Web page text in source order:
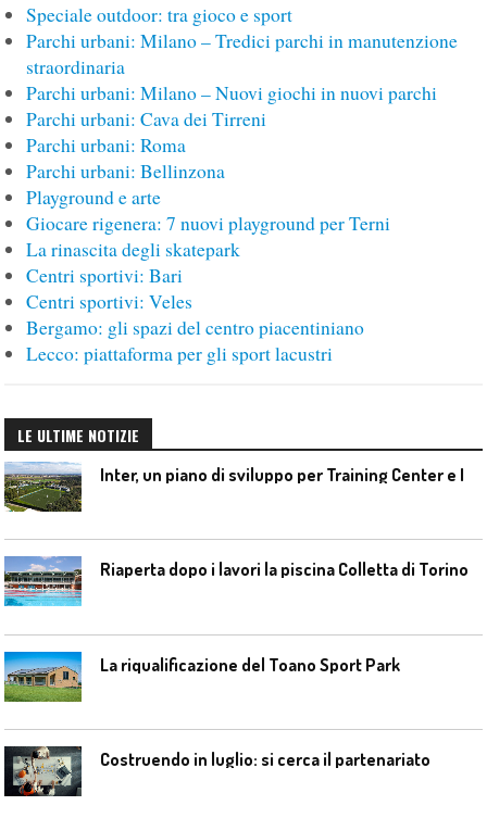
Speciale outdoor: tra gioco e sport
Parchi urbani: Milano – Tredici parchi in manutenzione
straordinaria
Parchi urbani: Milano – Nuovi giochi in nuovi parchi
Parchi urbani: Cava dei Tirreni
Parchi urbani: Roma
Parchi urbani: Bellinzona
Playground e arte
Giocare rigenera: 7 nuovi playground per Terni
La rinascita degli skatepark
Centri sportivi: Bari
Centri sportivi: Veles
Bergamo: gli spazi del centro piacentiniano
Lecco: piattaforma per gli sport lacustri
LE ULTIME NOTIZIE
Riaperta dopo i lavori la piscina Colletta di Torino
La riqualificazione del Toano Sport Park
Costruendo in luglio: si cerca il partenariato